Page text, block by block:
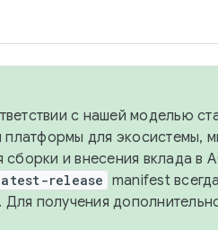
с нашей моделью
платформы для экосистемы,
и внесения вклада в
release manifest
Для получения